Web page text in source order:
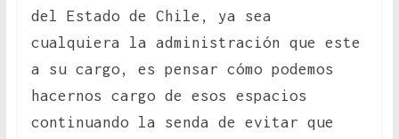
del Estado de Chile, ya sea
cualquiera la administración que este
a su cargo, es pensar cómo podemos
hacernos cargo de esos espacios
continuando la senda de evitar que